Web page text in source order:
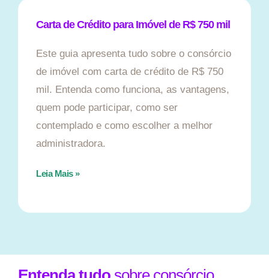
Carta de Crédito para Imóvel de R$ 750 mil
Este guia apresenta tudo sobre o consórcio
de imóvel com carta de crédito de R$ 750
mil. Entenda como funciona, as vantagens,
quem pode participar, como ser
contemplado e como escolher a melhor
administradora.
Leia Mais »